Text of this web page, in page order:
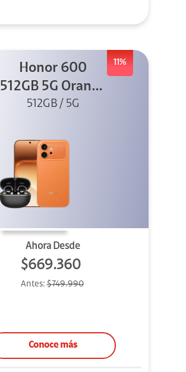
11%
Honor 600
512GB 5G Orange
+ Clip 2
512GB / 5G
Ahora Desde
$669.360
Antes:$749.990
Conoce más